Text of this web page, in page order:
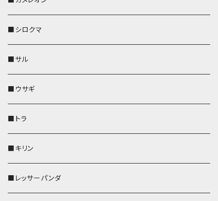
その他
財布
靴下・ミニタオル
その他
財布
その他
財布
靴下・ミニタオル
その他
ペットボトルホルダー
ペンホルダー
靴下・ミニタオル
財布
その他
AppleWatchバンド
財布
その他
名刺入れ・カードケース
AppleWatchバンド
財布
IDカードケース
ペットボトルホルダー
その他
リール付きストラップ
リールのみ
ストラップ付
AppleWatchバンド
メガネケース
財布
リール付きストラップ
リールのみ
ストラップ付
ペットボトルホルダー
キーケース
ペンホルダー
AppleWatchバンド
L字ファスナー財布
名刺入れ
財布
Apple Watchバンド
■シロクマ
■サル
■ウサギ
■トラ
■キリン
■レッサーパンダ